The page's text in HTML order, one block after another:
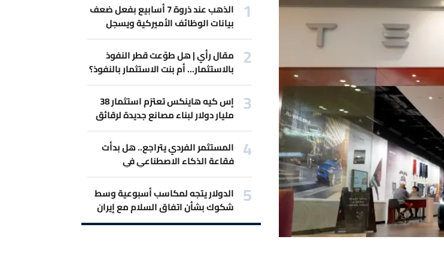
الذهب عند ذروة 7 أسابيع بفعل ضعف
بيانات الوظائف الأميركية ويسجل
أفضل مكاسب أسبوعية
مقال رأي | هل طوّعت قطر النفوذ
بالاستثمار... أم بنت الاستثمار بالنفوذ؟
إس كيه هاينكس تعتزم استثمار 38
مليار دولار لبناء مصانع جديدة لرقائق
الذاكرة
المستثمر الفردي يتراجع.. هل بدأت
فقاعة الذكاء الاصطناعي في
الانكماش؟
الدولار يتجه لمكاسب أسبوعية وسط
شكوك بشأن اتفاق السلام مع إيران